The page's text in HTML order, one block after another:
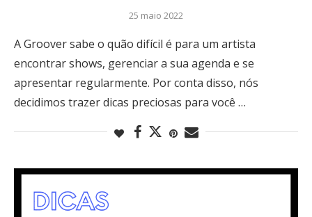
25 maio 2022
A Groover sabe o quão difícil é para um artista
encontrar shows, gerenciar a sua agenda e se
apresentar regularmente. Por conta disso, nós
decidimos trazer dicas preciosas para você …